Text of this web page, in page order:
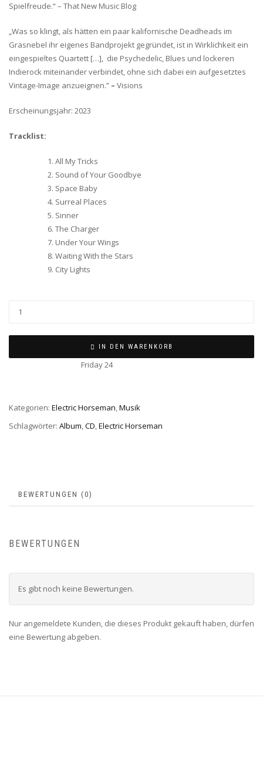
Spielfreude.“ – That New Music Blog
„Was so klingt, als hätten ein paar kalifornische Deadheads im
Grasnebel ihr eigenes Bandprojekt gegründet, ist in Wirklichkeit ein
eingespieltes Quartett […], die Psychedelic, Blues und lockeren
Indierock miteinander verbindet, ohne sich dabei ein aufgesetztes
Vintage-Image anzueignen.” – Visions
Erscheinungsjahr: 2023
Tracklist:
All My Tricks
Sound of Your Goodbye
Space Baby
Surreal Places
Sinner
The Charger
Under Your Wings
Waiting With the Stars
City Lights
IN DEN WARENKORB
Friday 24
Kategorien: Electric Horseman,Musik
Schlagwörter: Album,CD,Electric Horseman
BEWERTUNGEN (0)
BEWERTUNGEN
Es gibt noch keine Bewertungen.
Nur angemeldete Kunden, die dieses Produkt gekauft haben, dürfen
eine Bewertung abgeben.